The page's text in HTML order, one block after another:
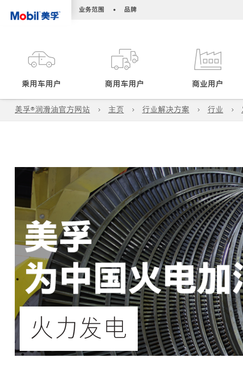
业务范围 • 品牌
乘用车用户 商用车用户 商业用户
美孚®润滑油官方网站 主页 行业解决方案 行业
火力发电